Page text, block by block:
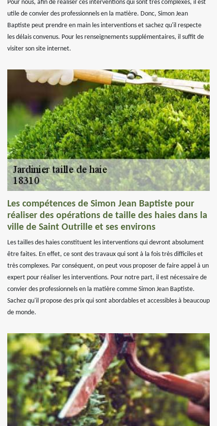
Pour nous, afin de réaliser ces interventions qui sont très complexes, il est
utile de convier des professionnels en la matière. Donc, Simon Jean
Baptiste peut prendre en main les interventions et sachez qu'il respecte
les délais convenus. Pour les renseignements supplémentaires, il suffit de
visiter son site internet.
Les compétences de Simon Jean Baptiste pour
réaliser des opérations de taille des haies dans la
ville de Saint Outrille et ses environs
Les tailles des haies constituent les interventions qui devront absolument
être faites. En effet, ce sont des travaux qui sont à la fois très difficiles et
très complexes. Par conséquent, on peut vous proposer de faire appel à un
expert pour réaliser les interventions. Pour notre part, il est nécessaire de
convier des professionnels en la matière comme Simon Jean Baptiste.
Sachez qu'il propose des prix qui sont abordables et accessibles à beaucoup
de monde.